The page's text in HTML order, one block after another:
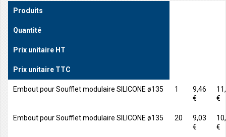
Produits
Quantité
Prix unitaire HT
Prix unitaire TTC
Embout pour Soufflet modulaire SILICONE ø135 1
9,46
€
€
Embout pour Soufflet modulaire SILICONE ø135 20
9,03
€
€